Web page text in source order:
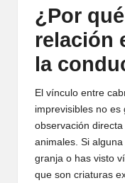
¿Por
relación
la
El vínculo entre
imprevisibles no es
observación
animales. Si
granja o has visto
que son criaturas